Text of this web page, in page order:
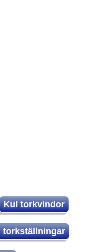
Kul torkvindor
torkställningar